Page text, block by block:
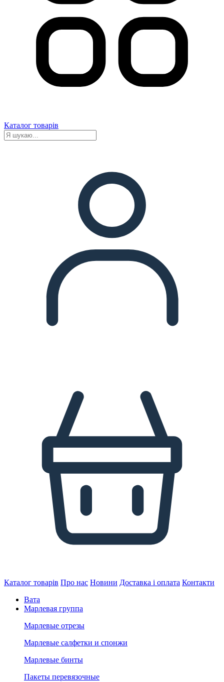
Каталог товарів
Каталог товарів Про нас Новини Доставка і оплата Контакти
Вата
Марлевая группа
Марлевые отрезы
Марлевые салфетки и спонжи
Марлевые бинты
Пакеты перевязочные